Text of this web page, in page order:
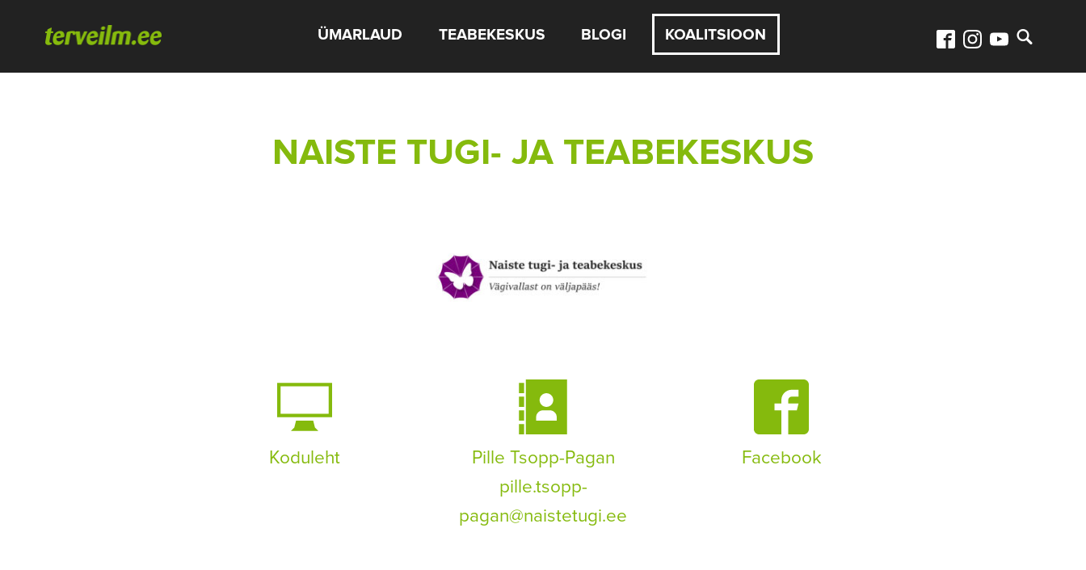
ÜMARLAUD TEABEKESKUS BLOGI KOALITSIOON
NAISTE TUGI- JA TEABEKESKUS
Koduleht
Pille Tsopp-Pagan
pille.tsopp-
pagan@naistetugi.ee
Facebook